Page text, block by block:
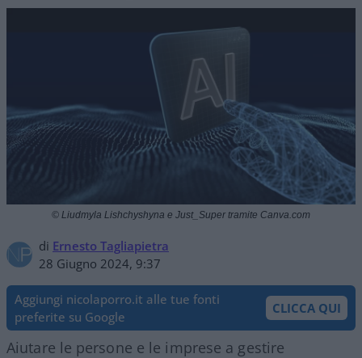
di Ernesto Tagliapietra
28 Giugno 2024, 9:37
© Liudmyla Lishchyshyna e Just_Super tramite Canva.com
Aggiungi nicolaporro.it alle tue fonti
preferite su Google
CLICCA QUI
Aiutare le persone e le imprese a gestire